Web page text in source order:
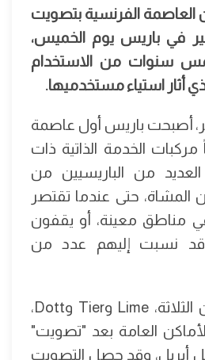
العاصمة الفرنسية بتصويت
في باريس يوم الخميس،
سنوات من الاستخدام
أثار استياء مستخدميها.
من 1 سبتمبر، أصبحت باريس أول عاصمة
مركبات الخدمة الذاتية ذات
العديد من الباريسيين من
المشاة، حتى عندما تقتصر
في مناطق معينة، أو يقفون
نسبت إليهم عدد من
وسيفقد المشغلون الثلاثة، Lime وTier وDott،
العامة بعد "تصويت"
أبريل، وقد حصل التصويت